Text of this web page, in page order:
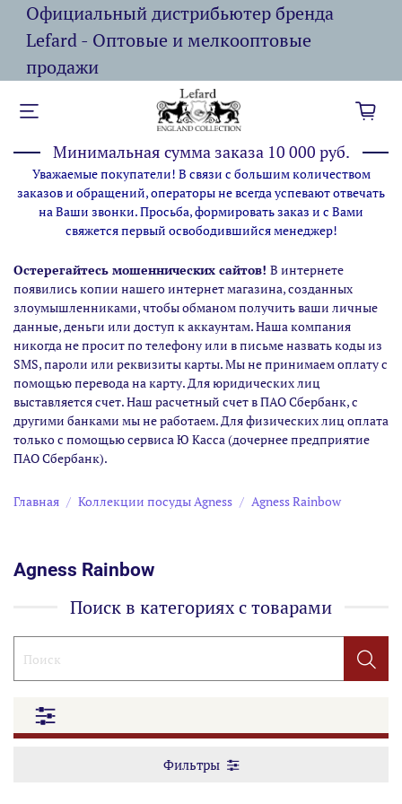
Официальный дистрибьютер бренда
Lefard - Оптовые и мелкооптовые
продажи
Минимальная сумма заказа 10 000 руб.
Уважаемые покупатели! В связи с большим количеством
заказов и обращений, операторы не всегда успевают отвечать
на Ваши звонки. Просьба, формировать заказ и с Вами
свяжется первый освободившийся менеджер!
Остерегайтесь мошеннических сайтов! В интернете
появились копии нашего интернет магазина,созданных
злоумышленниками, чтобы обманом получить ваши личные
данные, деньги или доступ к аккаунтам. Наша компания
никогда не просит по телефону или в письме назвать коды из
SMS, пароли или реквизиты карты. Мы не принимаем оплату с
помощью перевода на карту. Для юридических лиц
выставляется счет. Наш расчетный счет в ПАО Сбербанк, с
другими банками мы не работаем. Для физических лиц оплата
только с помощью сервиса Ю Касса (дочернее предприятие
ПАО Сбербанк).
Главная Коллекции посуды Agness Agness Rainbow
Agness Rainbow
Поиск в категориях с товарами
Фильтры